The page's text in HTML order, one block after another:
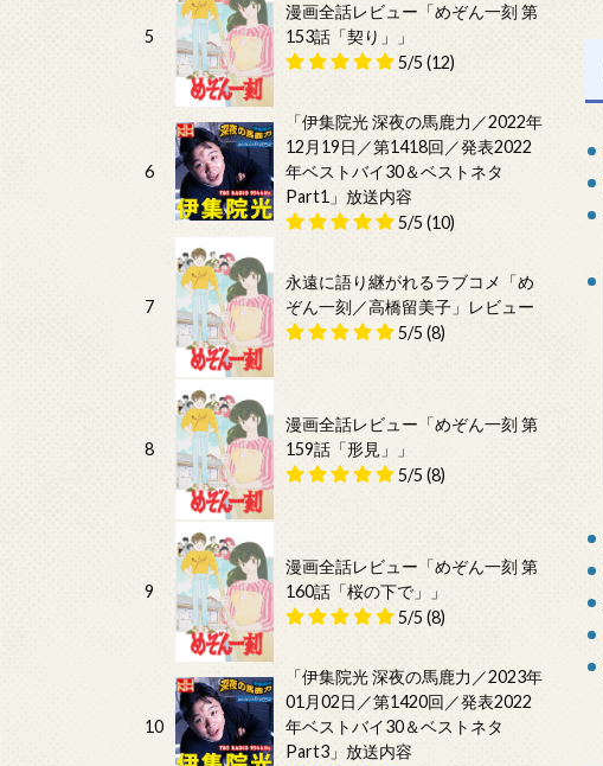
5
漫画全話レビュー「めぞん一刻 第
153話「契り」」
5/5 (12)
6
「伊集院光 深夜の馬鹿力／2022年
12月19日／第1418回／発表2022
年ベストバイ30＆ベストネタ
Part1」放送内容
5/5 (10)
7
永遠に語り継がれるラブコメ「め
ぞん一刻／高橋留美子」レビュー
5/5 (8)
8
漫画全話レビュー「めぞん一刻 第
159話「形見」」
5/5 (8)
9
漫画全話レビュー「めぞん一刻 第
160話「桜の下で」」
5/5 (8)
10
「伊集院光 深夜の馬鹿力／2023年
01月02日／第1420回／発表2022
年ベストバイ30＆ベストネタ
Part3」放送内容